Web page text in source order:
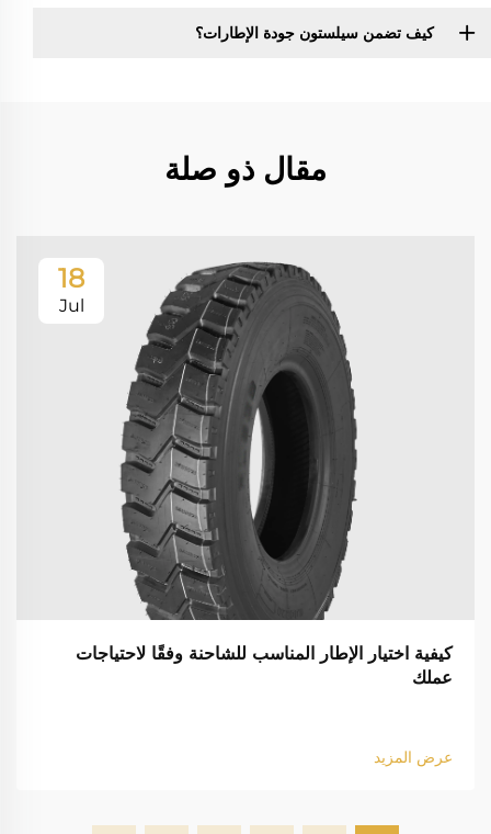
كيف تضمن سيلستون جودة الإطارات؟
مقال ذو صلة
18
Jul
كيفية اختيار الإطار المناسب للشاحنة وفقًا لاحتياجات
عملك
عرض المزيد